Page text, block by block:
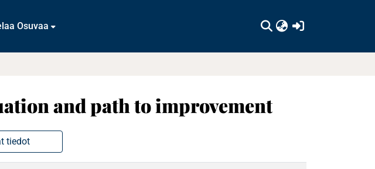
Osuvaa
and path to improvement
tiedot